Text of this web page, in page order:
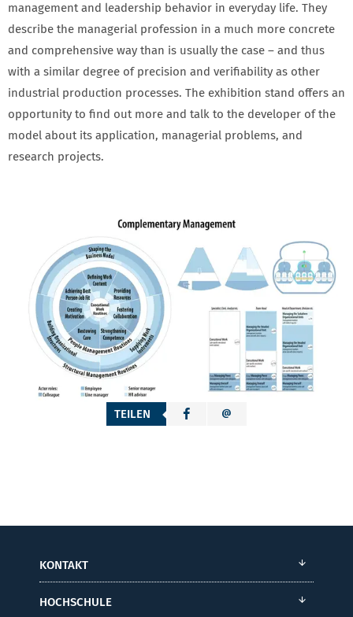
management and leadership behavior in everyday life. They
describe the managerial profession in a much more concrete
and comprehensive way than is usually the case – and thus
with a similar degree of precision and verifiability as other
industrial production processes. The exhibition stand offers an
opportunity to find out more and talk to the developer of the
model about its application, managerial problems, and
research projects.
TEILEN
KONTAKT
HOCHSCHULE